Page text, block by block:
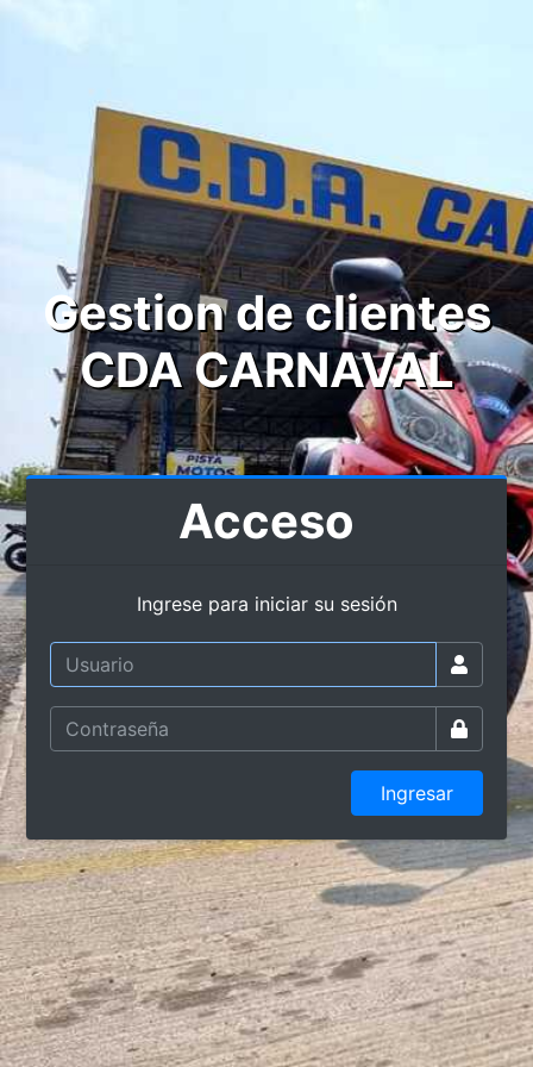
Gestion de clientes
CDA CARNAVAL
Acceso
Ingrese para iniciar su sesión
Ingresar